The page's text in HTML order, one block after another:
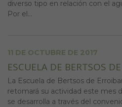
diverso tipo en relación con el
Por el...
11 DE OCTUBRE DE 2017
ESCUELA DE BERTSOS
La Escuela de Bertsos de
retomará su actividad este mes
se desarrolla a través del